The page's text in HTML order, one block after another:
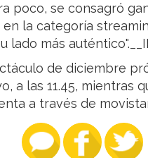
poco, se consagró
la categoría
más
de diciembre
a las 11.45, mientras
a través de